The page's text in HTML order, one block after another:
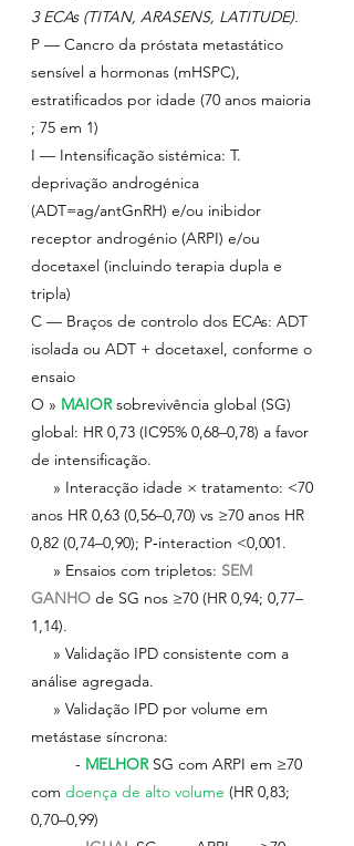
3 ECAs (TITAN, ARASENS, LATITUDE).
P — Cancro da próstata metastático
sensível a hormonas (mHSPC),
estratificados por idade (70 anos maioria
; 75 em 1)
I — Intensificação sistémica: T.
deprivação androgénica
(ADT=ag/antGnRH) e/ou inibidor
receptor androgénio (ARPI) e/ou
docetaxel (incluindo terapia dupla e
tripla)
C — Braços de controlo dos ECAs: ADT
isolada ou ADT + docetaxel, conforme o
ensaio
O » MAIOR sobrevivência global (SG)
global: HR 0,73 (IC95% 0,68–0,78) a favor
de intensificação.
» Interacção idade × tratamento: <70
anos HR 0,63 (0,56–0,70) vs ≥70 anos HR
0,82 (0,74–0,90); P‑interaction <0,001.
» Ensaios com tripletos: SEM
GANHO de SG nos ≥70 (HR 0,94; 0,77–
1,14).
» Validação IPD consistente com a
análise agregada.
» Validação IPD por volume em
metástase síncrona:
	-
MELHOR SG com ARPI em ≥70
com doença de alto volume (HR 0,83;
0,70–0,99)